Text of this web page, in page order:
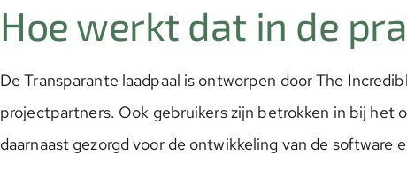
Hoe werkt dat in de
De Transparante laadpaal is ontworpen door The
projectpartners. Ook gebruikers zijn betrokken in bij het
daarnaast gezorgd voor de ontwikkeling van de software